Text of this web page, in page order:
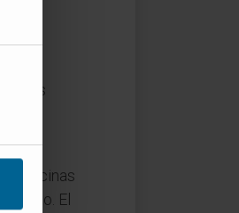
los
citocinas
El